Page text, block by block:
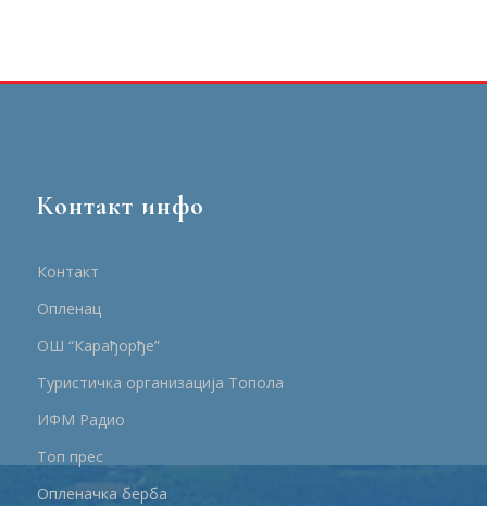
Контакт инфо
Контакт
Опленац
ОШ “Карађорђе”
Туристичка организација Топола
ИФМ Радио
Топ прес
Опленачка берба